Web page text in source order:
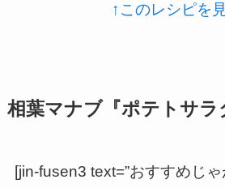
↑このレシピを
相葉マナブ『ポテトサラ
[jin-fusen3 text=”おすすめじ